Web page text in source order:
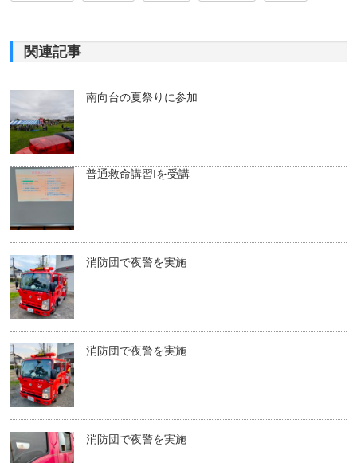
関連記事
南向台の夏祭りに参加
普通救命講習Iを受講
消防団で夜警を実施
消防団で夜警を実施
消防団で夜警を実施